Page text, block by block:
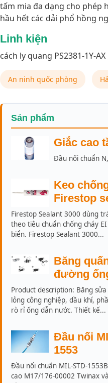
tấm mia đa dạng cho phép
hầu hết các dải phổ hồng
Linh kiện
cách ly quang PS2381-1Y-AX
An ninh quốc phòng
Sản phẩm
Giắc cao
Đầu nối chuẩn
Keo
Firestop
Firestop Sealant 3000 dùng
theo tiêu chuẩn chống cháy
biển. Firestop Sealant 3000...
Băng
đường
Product description: Băng
lỏng công nghiệp, dầu khí,
rò rỉ ống dẫn nước. Thiết kế...
Đầu nối
1553
Đầu nối chuẩn MIL-STD-
cao M17/176-00002 Twinax